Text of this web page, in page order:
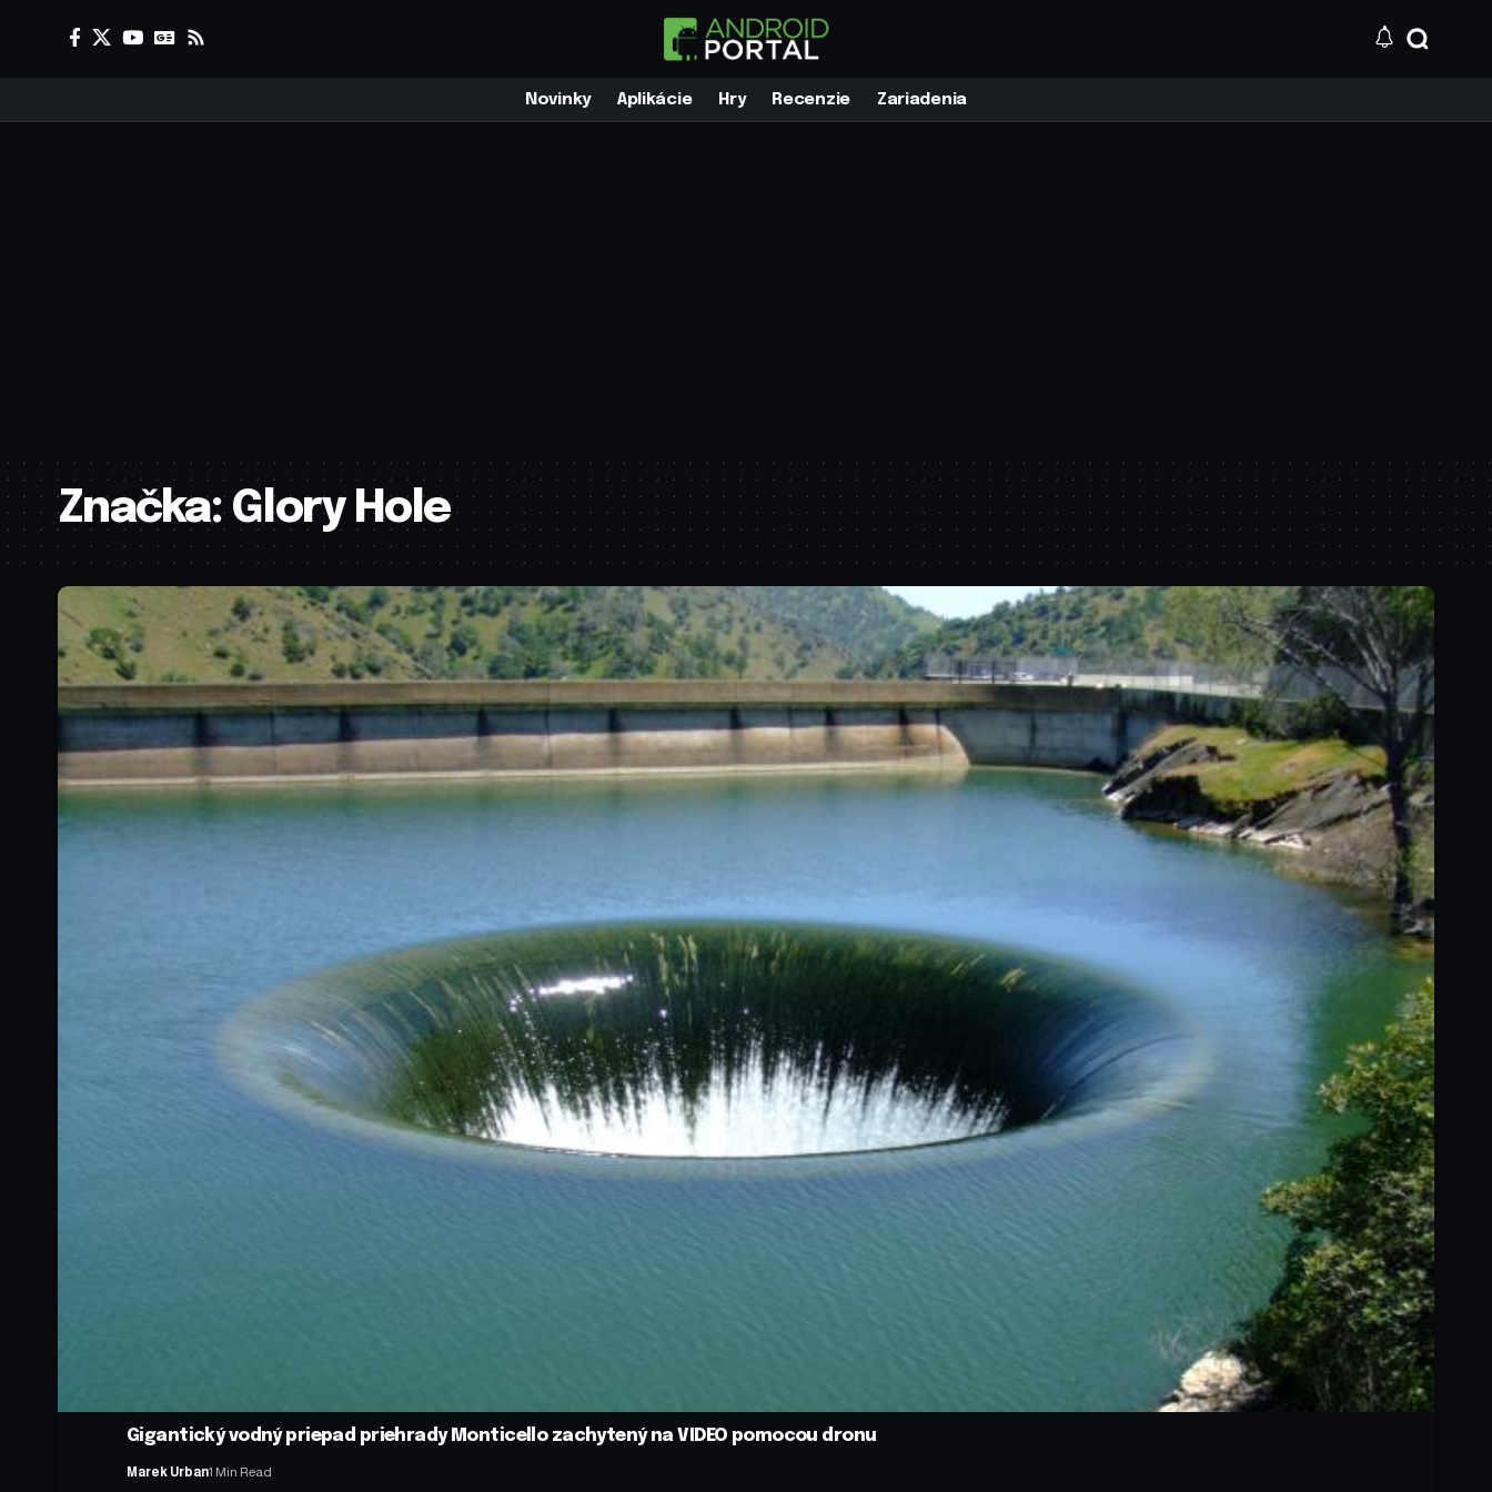
Novinky Aplikácie Hry Recenzie Zariadenia
Značka:Glory Hole
Gigantický vodný priepad priehrady Monticello zachytený na VIDEO pomocou dronu
Marek Urban1 Min Read